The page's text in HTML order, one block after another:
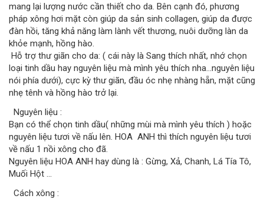
mang lại lượng nước cần thiết cho da. Bên cạnh đó, phương
pháp xông hơi mặt còn giúp da sản sinh collagen, giúp da được
đàn hồi, tăng khả năng làm lành vết thương, nuôi dưỡng làn da
khỏe mạnh, hồng hào.
Hỗ trợ thư giãn cho da: ( cái này là Sang thích nhất, nhớ chọn
loại tinh dầu hay nguyên liệu mà mình yêu thích nha...nguyên liệu
nói phía dưới), cực kỳ thư giãn, đầu óc nhẹ nhàng hẵn, mặt cũng
nhẹ tênh và hồng hào trở lại.
Nguyên liệu :
Bạn có thể chọn tinh dầu( những mùi mà mình yêu thích ) hoặc
nguyên liệu tươi về nấu lên. HOA ANH thì thích nguyên liệu tươi
về nấu 1 nồi xông cho đã.
Nguyên liệu HOA ANH hay dùng là : Gừng, Xả, Chanh, Lá Tía Tô,
Muối Hột …
Cách xông :